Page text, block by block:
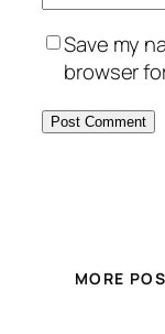
Save my
browser
MORE